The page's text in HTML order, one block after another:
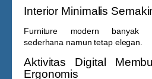
Interior Minimalis
Furniture modern banyak
sederhana namun tetap elegan.
Aktivitas Digital
Ergonomis